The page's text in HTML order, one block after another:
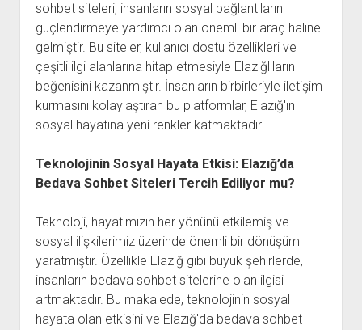
sohbet siteleri, insanların sosyal bağlantılarını
güçlendirmeye yardımcı olan önemli bir araç haline
gelmiştir. Bu siteler, kullanıcı dostu özellikleri ve
çeşitli ilgi alanlarına hitap etmesiyle Elazığlıların
beğenisini kazanmıştır. İnsanların birbirleriyle iletişim
kurmasını kolaylaştıran bu platformlar, Elazığ'ın
sosyal hayatına yeni renkler katmaktadır.
Teknolojinin Sosyal Hayata Etkisi: Elazığ’da
Bedava Sohbet Siteleri Tercih Ediliyor mu?
Teknoloji, hayatımızın her yönünü etkilemiş ve
sosyal ilişkilerimiz üzerinde önemli bir dönüşüm
yaratmıştır. Özellikle Elazığ gibi büyük şehirlerde,
insanların bedava sohbet sitelerine olan ilgisi
artmaktadır. Bu makalede, teknolojinin sosyal
hayata olan etkisini ve Elazığ'da bedava sohbet